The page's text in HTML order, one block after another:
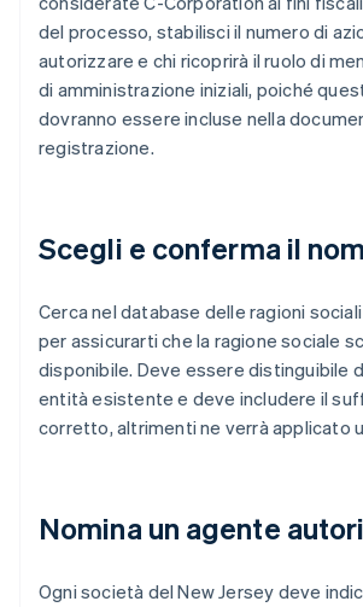
del processo, stabilisci il numero di
autorizzare e chi ricoprirà il ruolo di
di amministrazione iniziali, poiché
dovranno essere incluse nella
registrazione.
Scegli e conferma il
Cerca nel database delle ragioni
per assicurarti che la ragione sociale
disponibile. Deve essere distinguibile
entità esistente e deve includere il
corretto, altrimenti ne verrà applicato
Nomina un agente
Ogni società del New Jersey deve